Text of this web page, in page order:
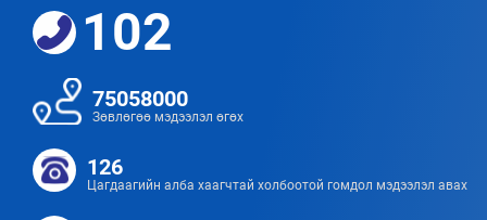
102
75058000
Зөвлөгөө мэдээлэл өгөх
126
Цагдаагийн алба хаагчтай холбоотой гомдол мэдээлэл авах